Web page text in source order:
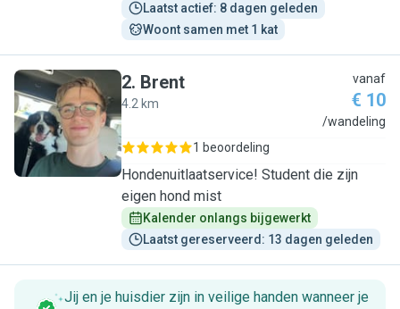
Laatst actief: 8 dagen geleden
Woont samen met 1 kat
B
2. Brent
4.2 km
vanaf
€ 10
/wandeling
1 beoordeling
Hondenuitlaatservice! Student die zijn
eigen hond mist
Kalender onlangs bijgewerkt
Laatst gereserveerd: 13 dagen geleden
Jij en je huisdier zijn in veilige handen wanneer je